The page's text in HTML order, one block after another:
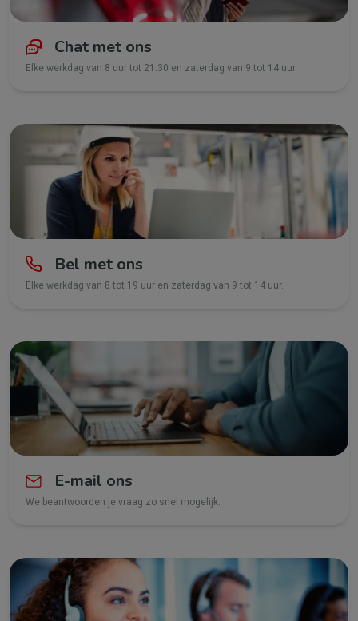
Chat met ons
Elke werkdag van 8 uur tot 21:30 en zaterdag van 9 tot 14 uur.
Bel met ons
Elke werkdag van 8 tot 19 uur en zaterdag van 9 tot 14 uur.
E-mail ons
We beantwoorden je vraag zo snel mogelijk.